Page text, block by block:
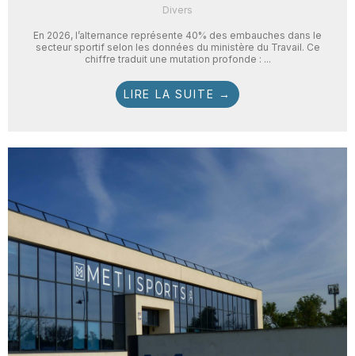
Divers
En 2026, l’alternance représente 40% des embauches dans le
secteur sportif selon les données du ministère du Travail. Ce
chiffre traduit une mutation profonde : ...
LIRE LA SUITE →